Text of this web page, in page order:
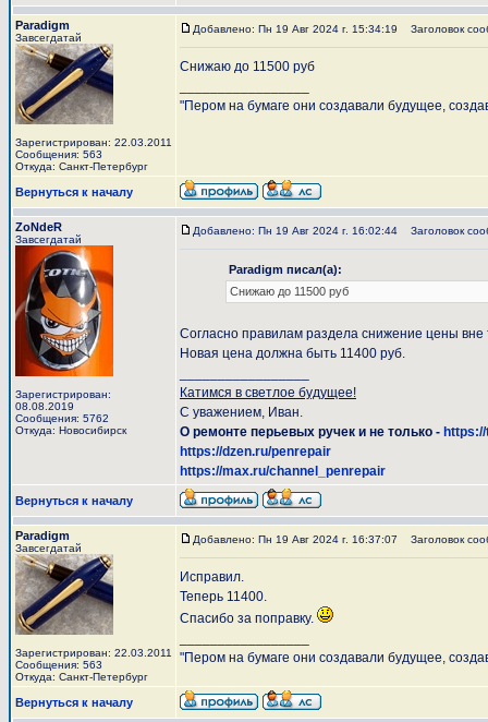
Paradigm
Завсегдатай
Зарегистрирован: 22.03.2011
Сообщения: 563
Откуда: Санкт-Петербург
Добавлено: Пн 19 Авг 2024 г. 15:34:19 Заголовок
Снижаю до 11500 руб
"Пером на бумаге они создавали будущее,
Вернуться к началу
ZoNdeR
Завсегдатай
Зарегистрирован:
08.08.2019
Сообщения: 5762
Откуда: Новосибирск
Добавлено: Пн 19 Авг 2024 г. 16:02:44 Заголовок
Paradigm писал(а):
Снижаю до 11500 руб
Согласно правилам раздела снижение цены вне
Новая цена должна быть 11400 руб.
Катимся в светлое будущее!
С уважением, Иван.
О ремонте перьевых ручек и не только -
https://dzen.ru/penrepair
https://max.ru/channel_penrepair
Вернуться к началу
Paradigm
Завсегдатай
Зарегистрирован: 22.03.2011
Сообщения: 563
Откуда: Санкт-Петербург
Добавлено: Пн 19 Авг 2024 г. 16:37:07 Заголовок
Исправил.
Теперь 11400.
Спасибо за поправку.
"Пером на бумаге они создавали будущее,
Вернуться к началу